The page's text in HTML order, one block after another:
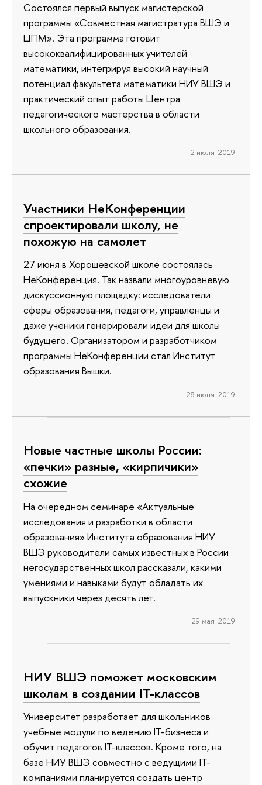
Состоялся первый выпуск магистерской
программы «Совместная магистратура ВШЭ и
ЦПМ». Эта программа готовит
высококвалифицированных учителей
математики, интегрируя высокий научный
потенциал факультета математики НИУ ВШЭ и
практический опыт работы Центра
педагогического мастерства в области
школьного образования.
2 июля 2019
Участники НеКонференции
спроектировали школу, не
похожую на самолет
27 июня в Хорошевской школе состоялась
НеКонференция. Так назвали многоуровневую
дискуссионную площадку: исследователи
сферы образования, педагоги, управленцы и
даже ученики генерировали идеи для школы
будущего. Организатором и разработчиком
программы НеКонференции стал Институт
образования Вышки.
28 июня 2019
Новые частные школы России:
«печки» разные, «кирпичики»
схожие
На очередном семинаре «Актуальные
исследования и разработки в области
образования» Института образования НИУ
ВШЭ руководители самых известных в России
негосударственных школ рассказали, какими
умениями и навыками будут обладать их
выпускники через десять лет.
29 мая 2019
НИУ ВШЭ поможет московским
школам в создании IT-классов
Университет разработает для школьников
учебные модули по ведению IT-бизнеса и
обучит педагогов IT-классов. Кроме того, на
базе НИУ ВШЭ совместно с ведущими IT-
компаниями планируется создать центр